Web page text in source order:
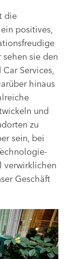
die
positives,
sehen sie den
Services,
hinaus
und
zu
sein, bei
verwirklichen
Geschäft